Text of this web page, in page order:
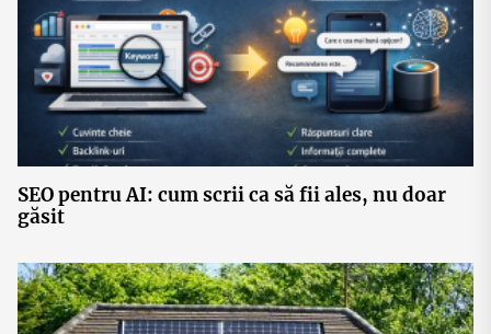
SEO pentru AI: cum scrii ca să fii ales, nu doar
găsit